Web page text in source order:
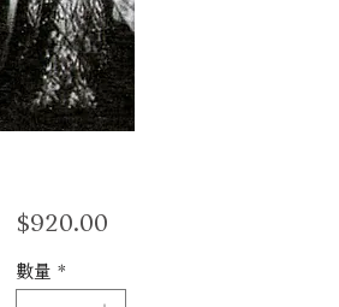
$920.00價
數量 *